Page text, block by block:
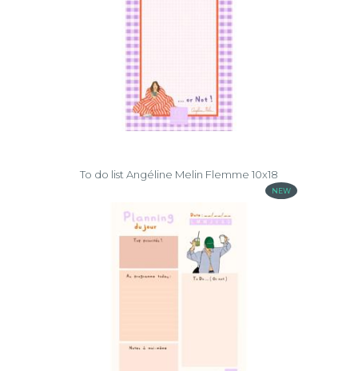
To do list Angéline Melin Flemme 10x18
NEW